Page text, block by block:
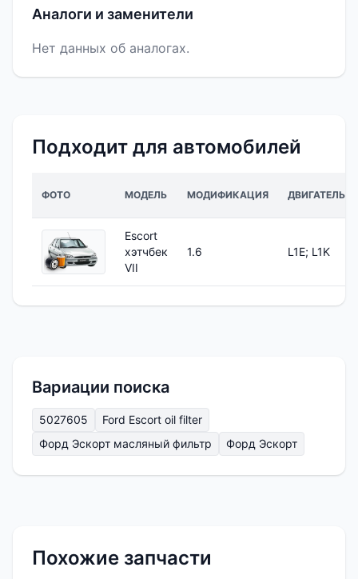
Аналоги и заменители
Нет данных об аналогах.
Подходит для автомобилей
ФОТО МОДЕЛЬ МОДИФИКАЦИЯ ДВИГАТЕЛЬ
Escort
хэтчбек
VII
1.6 L1E; L1K
Вариации поиска
5027605
Ford Escort oil filter
Форд Эскорт масляный фильтр
Форд Эскорт
Похожие запчасти